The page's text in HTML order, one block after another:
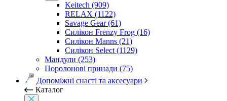
Keitech (909)
RELAX (1122)
Savage Gear (61)
Силікон Frenzy Frog (16)
Силікон Manns (21)
Силікон Select (1129)
Мандули (253)
Поролонові принади (75)
Допоміжні снасті та аксесуари
Каталог